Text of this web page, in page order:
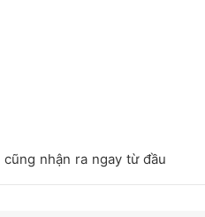
nhận ra ngay từ đầu